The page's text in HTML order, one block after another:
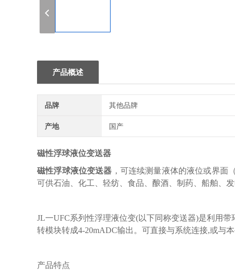
产品概述
品牌 其他品牌
产地 国产
磁性浮球液位变送器
磁性浮球液位变送器 ，可连续测量液体的液位或界面
可供石油、化工、轻纺、食品、酿酒、制药、船舶、
JL一UFC系列性浮理液位变(以下同称变送器)是利用
转模块转成4-20mADC输出。可直接与系统连接,或与
产品特点